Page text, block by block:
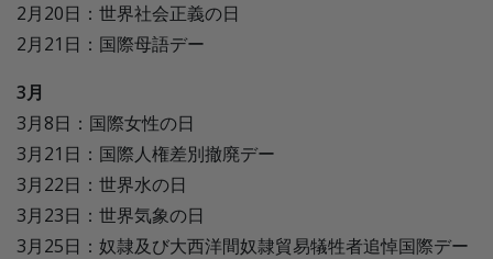
2月20日：世界社会正義の日
2月21日：国際母語デー
3月
3月8日：国際女性の日
3月21日：国際人権差別撤廃デー
3月22日：世界水の日
3月23日：世界気象の日
3月25日：奴隷及び大西洋間奴隷貿易犠牲者追悼国際デー